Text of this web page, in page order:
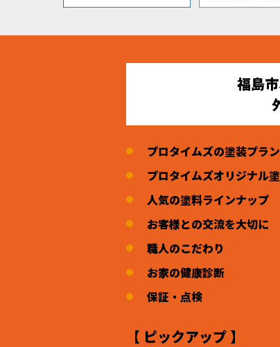
福島
プロタイムズの塗装プラン
プロタイムズオリジナル
人気の塗料ラインナップ
お客様との交流を大切に
職人のこだわり
お家の健康診断
保証・点検
【 ピックアップ 】